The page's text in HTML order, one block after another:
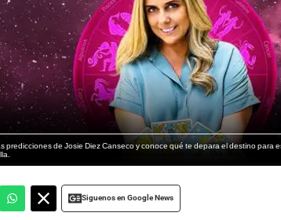
predicciones de Josie Diez Canseco y conoce qué te depara el destino para
Siguenos en Google News